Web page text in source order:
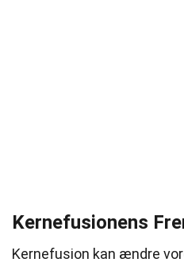
Kernefusionens
Kernefusion kan ændre